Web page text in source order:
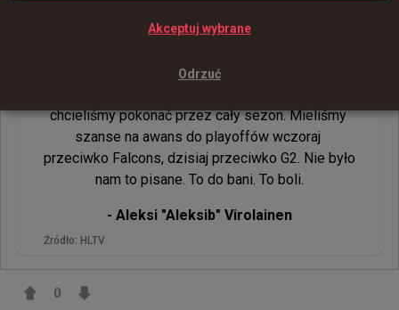
do Majora, jak tym razem. Przyjechaliśmy
chcieliśmy pokonać przez cały sezon. Mieliśmy
szanse na awans do playoffów wczoraj
przeciwko Falcons, dzisiaj przeciwko G2. Nie było
nam to pisane. To do bani. To boli.
- Aleksi "Aleksib" Virolainen
Źródło: HLTV
0
Odrzuć
Akceptuj wybrane